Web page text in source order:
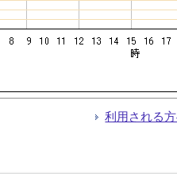
利用される